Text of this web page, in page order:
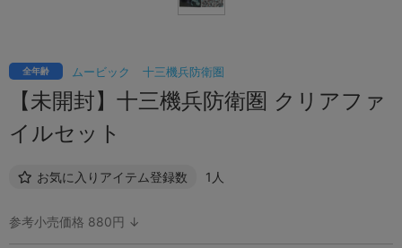
ムービック 十三機兵防衛圏
全年齢
【未開封】十三機兵防衛圏 クリアファ
イルセット
お気に入りアイテム登録数 1人
参考小売価格 880円 ↓